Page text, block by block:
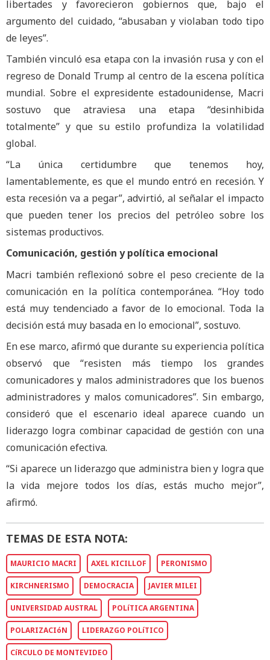
libertades y favorecieron gobiernos que, bajo el
argumento del cuidado, “abusaban y violaban todo tipo
de leyes”.
También vinculó esa etapa con la invasión rusa y con el
regreso de Donald Trump al centro de la escena política
mundial. Sobre el expresidente estadounidense, Macri
sostuvo que atraviesa una etapa “desinhibida
totalmente” y que su estilo profundiza la volatilidad
global.
“La única certidumbre que tenemos hoy,
lamentablemente, es que el mundo entró en recesión. Y
esta recesión va a pegar”, advirtió, al señalar el impacto
que pueden tener los precios del petróleo sobre los
sistemas productivos.
Comunicación, gestión y política emocional
Macri también reflexionó sobre el peso creciente de la
comunicación en la política contemporánea. “Hoy todo
está muy tendenciado a favor de lo emocional. Toda la
decisión está muy basada en lo emocional”, sostuvo.
En ese marco, afirmó que durante su experiencia política
observó que “resisten más tiempo los grandes
comunicadores y malos administradores que los buenos
administradores y malos comunicadores”. Sin embargo,
consideró que el escenario ideal aparece cuando un
liderazgo logra combinar capacidad de gestión con una
comunicación efectiva.
“Si aparece un liderazgo que administra bien y logra que
la vida mejore todos los días, estás mucho mejor”,
afirmó.
TEMAS DE ESTA NOTA:
MAURICIO MACRI AXEL KICILLOF PERONISMO
KIRCHNERISMO DEMOCRACIA JAVIER MILEI
UNIVERSIDAD AUSTRAL POLíTICA ARGENTINA
POLARIZACIóN LIDERAZGO POLíTICO
CíRCULO DE MONTEVIDEO